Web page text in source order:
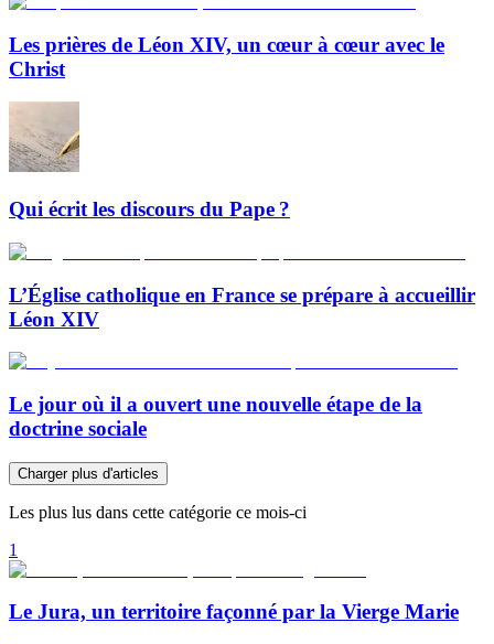
Les prières de Léon XIV, un cœur à cœur avec le
Christ
Qui écrit les discours du Pape ?
L’Église catholique en France se prépare à accueillir
Léon XIV
Le jour où il a ouvert une nouvelle étape de la
doctrine sociale
Charger plus d'articles
Les plus lus dans cette catégorie ce mois-ci
1
Le Jura, un territoire façonné par la Vierge Marie